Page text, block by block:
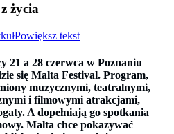
życia
Powiększ tekst
21 a 28 czerwca w Poznaniu
się Malta Festival. Program,
muzycznymi, teatralnymi,
i filmowymi atrakcjami,
A dopełniają go spotkania
Malta chce pokazywać